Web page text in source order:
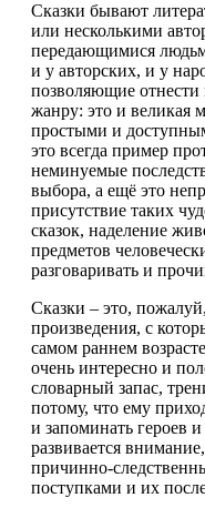
Сказки бывают
или несколькими
передающимися
и у авторских, и у
позволяющие
жанру: это и великая
простыми и
это всегда пример
неминуемые
выбора, а ещё это
присутствие таких
сказок, наделение
предметов
разговаривать и
Сказки – это,
произведения, с
самом раннем
очень интересно и
словарный запас,
потому, что ему
и запоминать героев
развивается
причинно-
поступками и их